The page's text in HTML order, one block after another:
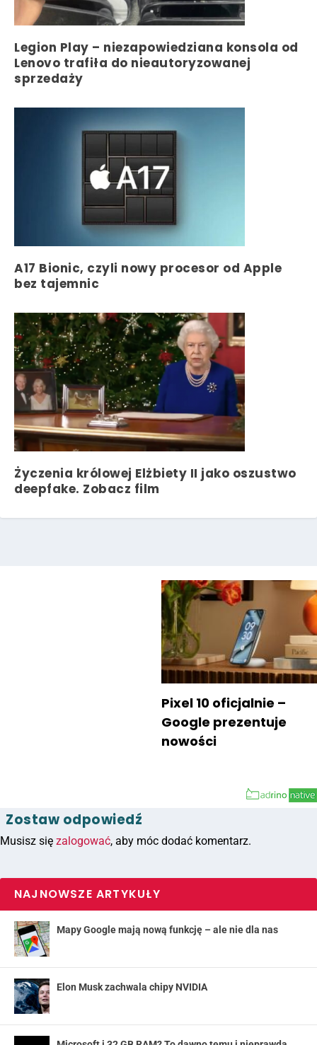
Legion Play – niezapowiedziana konsola od
Lenovo trafiła do nieautoryzowanej
sprzedaży
A17 Bionic, czyli nowy procesor od Apple
bez tajemnic
Życzenia królowej Elżbiety II jako oszustwo
deepfake. Zobacz film
Pixel 10 oficjalnie –
Google prezentuje
nowości
Zostaw odpowiedź
Musisz się zalogować, aby móc dodać komentarz.
NAJNOWSZE ARTYKUŁY
Mapy Google mają nową funkcję – ale nie dla nas
Elon Musk zachwala chipy NVIDIA